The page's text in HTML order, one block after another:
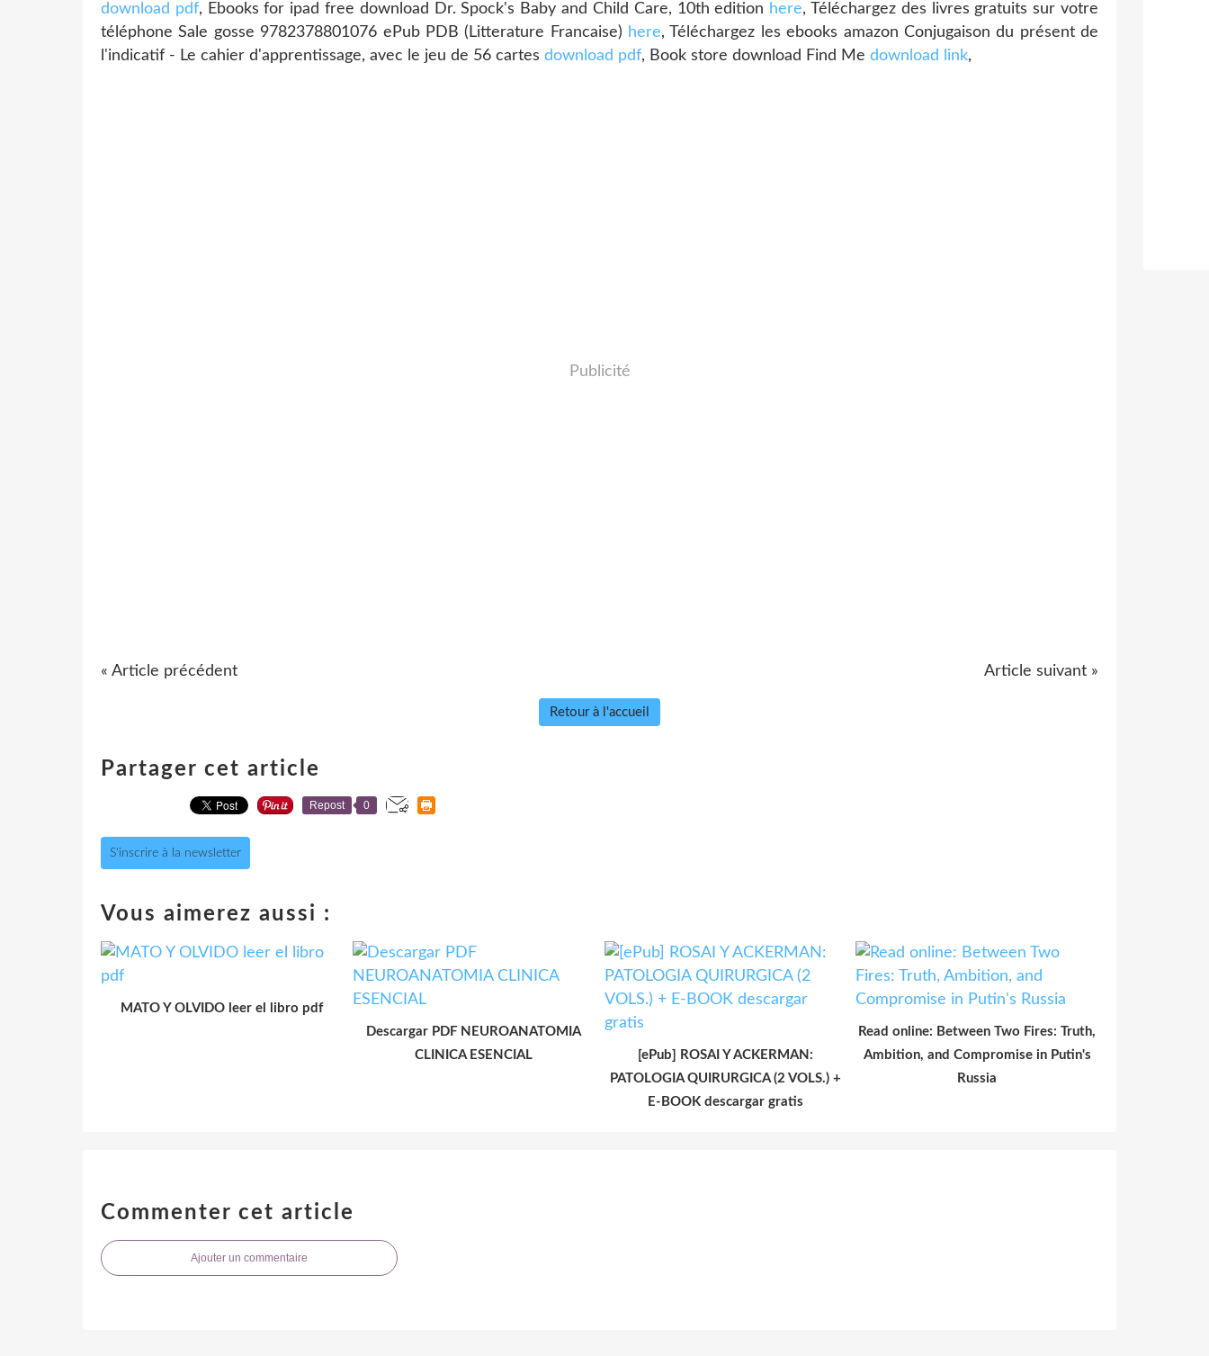
download pdf, Ebooks for ipad free download Dr. Spock's Baby and Child Care, 10th edition here, Téléchargez des livres gratuits sur votre
téléphone Sale gosse 9782378801076 ePub PDB (Litterature Francaise) here, Téléchargez les ebooks amazon Conjugaison du présent de
l'indicatif - Le cahier d'apprentissage, avec le jeu de 56 cartes download pdf, Book store download Find Me download link,
Publicité
« Article précédent Article suivant »
Retour à l'accueil
Partager cet article
Repost 0
S'inscrire à la newsletter
Vous aimerez aussi :
MATO Y OLVIDO leer el libro pdf
Descargar PDF NEUROANATOMIA
CLINICA ESENCIAL
[ePub] ROSAI Y ACKERMAN:
PATOLOGIA QUIRURGICA (2 VOLS.) +
E-BOOK descargar gratis
Read online: Between Two Fires: Truth,
Ambition, and Compromise in Putin's
Russia
Commenter cet article
Ajouter un commentaire